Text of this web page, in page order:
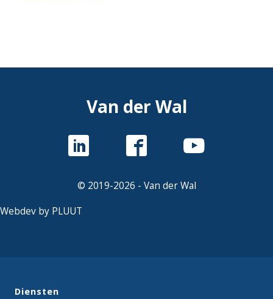
Van der Wal
© 2019-2026 - Van der Wal
Webdev by PLUUT
Diensten